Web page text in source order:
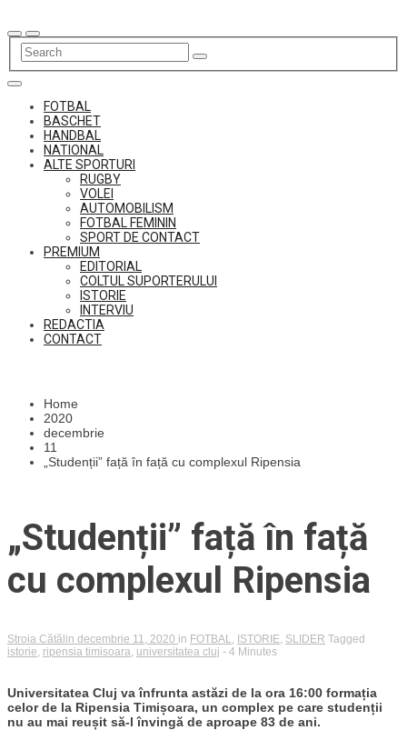
to
content
FOTBAL
BASCHET
HANDBAL
NATIONAL
ALTE SPORTURI
RUGBY
VOLEI
AUTOMOBILISM
FOTBAL FEMININ
SPORT DE CONTACT
PREMIUM
EDITORIAL
COLTUL SUPORTERULUI
ISTORIE
INTERVIU
REDACTIA
CONTACT
Home
2020
decembrie
11
„Studenții” față în față cu complexul Ripensia
„Studenții” față în față
cu complexul Ripensia
Stroia Cătălin decembrie 11, 2020 in FOTBAL ISTORIE SLIDER Tagged
istorie ripensia timisoara universitatea cluj - 4 Minutes
Universitatea Cluj va înfrunta astăzi de la ora 16:00 formația
celor de la Ripensia Timișoara, un complex pe care studenții
nu au mai reușit să-l învingă de aproape 83 de ani.